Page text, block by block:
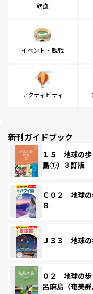
飲食
イベント・観戦
アクティビティ
新刊ガイドブック
１５ 地球の
島①）３訂版
Ｃ０２ 地球
８
Ｊ３３ 地球
０２ 地球の
呂麻島（奄美